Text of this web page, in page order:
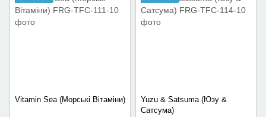
Vitamin Sea (Морські Вітаміни)
Yuzu & Satsuma (Юзу &
Сатсума)